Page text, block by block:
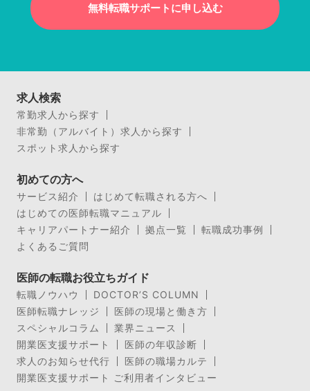
無料転職サポートに申し込む
求人検索
常勤求人から探す
非常勤（アルバイト）求人から探す
スポット求人から探す
初めての方へ
サービス紹介
はじめて転職される方へ
はじめての医師転職マニュアル
キャリアパートナー紹介
拠点一覧
転職成功事例
よくあるご質問
医師の転職お役立ちガイド
転職ノウハウ
DOCTOR’S COLUMN
医師転職ナレッジ
医師の現場と働き方
スペシャルコラム
業界ニュース
開業医支援サポート
医師の年収診断
求人のお知らせ代行
医師の職場カルテ
開業医支援サポート ご利用者インタビュー